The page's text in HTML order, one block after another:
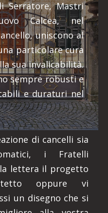
Serratore, Mastri
Calcea, nel
uniscono al
particolare cura
sua invalicabilità.
sempre robusti e
e duraturi nel
di cancelli sia
i Fratelli
lettera il progetto
oppure vi
un disegno che si